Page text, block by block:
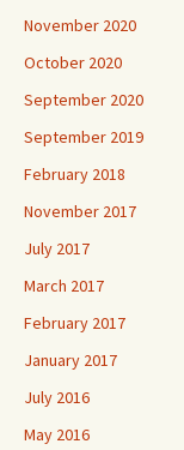
November 2020
October 2020
September 2020
September 2019
February 2018
November 2017
July 2017
March 2017
February 2017
January 2017
July 2016
May 2016